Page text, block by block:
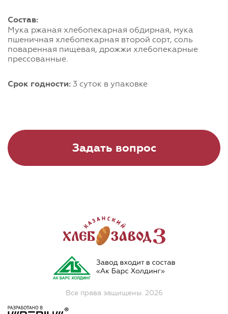
Состав:
Мука ржаная хлебопекарная обдирная, мука
пшеничная хлебопекарная второй сорт, соль
поваренная пищевая, дрожжи хлебопекарные
прессованные.
Срок годности: 3 суток в упаковке
Задать вопрос
Все права защищены. 2026